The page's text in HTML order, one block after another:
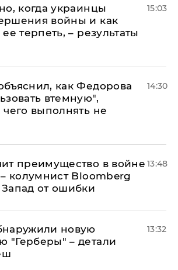
когда украинцы
войны и как
терпеть, – результаты
15:03
как Федорова
втемную",
выполнять не
14:30
преимущество в войне
колумнист Bloomberg
от ошибки
13:48
новую
"Герберы" – детали
13:32